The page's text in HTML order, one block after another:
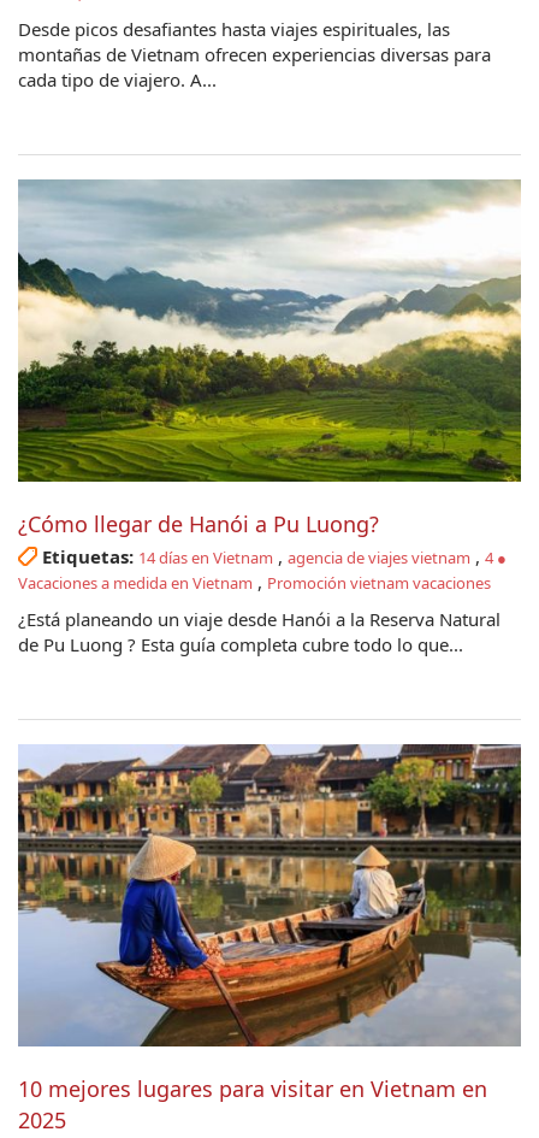
Desde picos desafiantes hasta viajes espirituales, las
montañas de Vietnam ofrecen experiencias diversas para
cada tipo de viajero. A...
¿Cómo llegar de Hanói a Pu Luong?
Etiquetas: 14 días en Vietnam , agencia de viajes vietnam , 4 ●
Vacaciones a medida en Vietnam , Promoción vietnam vacaciones
¿Está planeando un viaje desde Hanói a la Reserva Natural
de Pu Luong ? Esta guía completa cubre todo lo que...
10 mejores lugares para visitar en Vietnam en
2025